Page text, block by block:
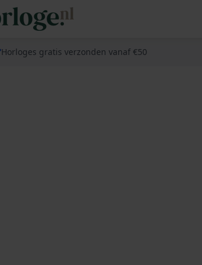
Horloges gratis verzonden vanaf €50